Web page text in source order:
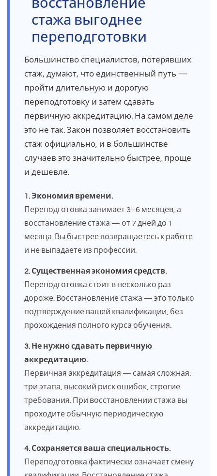
восстановление
стажа выгоднее
переподготовки
Большинство специалистов, потерявших
стаж, думают, что единственный путь —
пройти длительную и дорогую
переподготовку и затем сдавать
первичную аккредитацию. На самом деле
это не так. Закон позволяет восстановить
стаж официально, и в большинстве
случаев это значительно быстрее, проще
и дешевле.
1. Экономия времени.
Переподготовка занимает 3–6 месяцев, а
восстановление стажа — от 7 дней до 1
месяца. Вы быстрее возвращаетесь к работе
и не выпадаете из профессии.
2. Существенная экономия средств.
Переподготовка стоит в несколько раз
дороже. Восстановление стажа — это только
подтверждение вашей квалификации, без
прохождения полного курса обучения.
3. Не нужно сдавать первичную
аккредитацию.
Первичная аккредитация — самая сложная:
три этапа, высокий риск ошибок, строгие
требования. При восстановлении стажа вы
проходите обычную периодическую
аккредитацию.
4. Сохраняется ваша специальность.
Переподготовка фактически означает смену